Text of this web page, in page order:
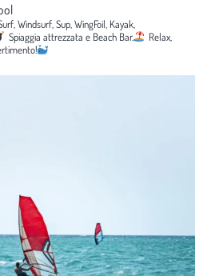
Windsurf, Sup, WingFoil, Kayak,
Spiaggia attrezzata e Beach Bar.
Relax,